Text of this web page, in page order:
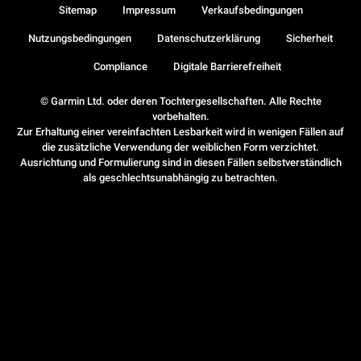
© Garmin Ltd. oder deren Tochtergesellschaften. Alle Rechte
vorbehalten.
Zur Erhaltung einer vereinfachten Lesbarkeit wird in wenigen Fällen auf
die zusätzliche Verwendung der weiblichen Form verzichtet.
Ausrichtung und Formulierung sind in diesen Fällen selbstverständlich
als geschlechtsunabhängig zu betrachten.
Sitemap Impressum Verkaufsbedingungen
Nutzungsbedingungen Datenschutzerklärung Sicherheit
Compliance Digitale Barrierefreiheit